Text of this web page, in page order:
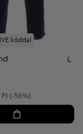
kóddal
(-56%)